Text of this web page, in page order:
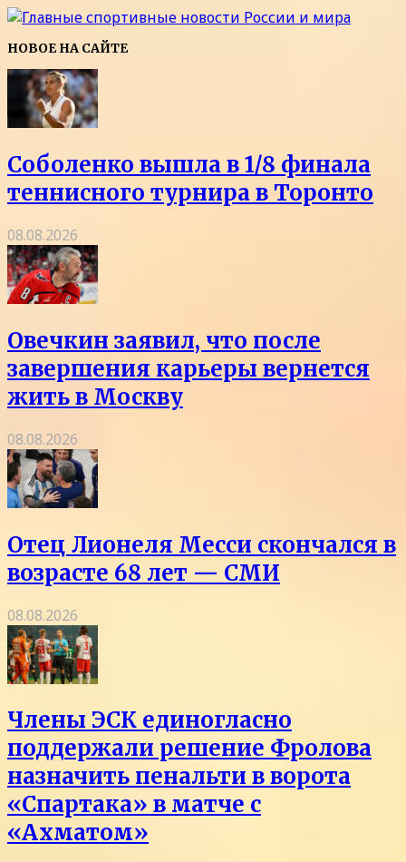
НОВОЕ НА САЙТЕ
Соболенко вышла в 1/8 финала
теннисного турнира в Торонто
08.08.2026
Овечкин заявил, что после
завершения карьеры вернется
жить в Москву
08.08.2026
Отец Лионеля Месси скончался в
возрасте 68 лет — СМИ
08.08.2026
Члены ЭСК единогласно
поддержали решение Фролова
назначить пенальти в ворота
«Спартака» в матче с
«Ахматом»